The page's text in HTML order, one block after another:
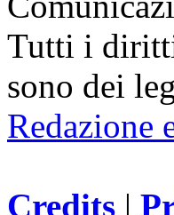
Tutti i
sono dei
Redazione
Credits |